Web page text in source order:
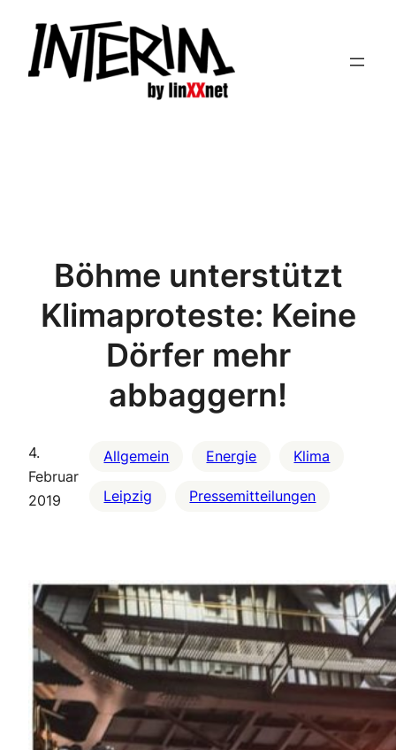
Inhalt
springen
Böhme unterstützt
Klimaproteste: Keine
Dörfer mehr
abbaggern!
4.
Februar
2019
Allgemein Energie Klima
Leipzig Pressemitteilungen